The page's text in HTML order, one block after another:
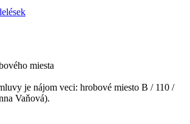
miesta
je nájom veci: hrobové miesto B / 110 /
Vaňová).